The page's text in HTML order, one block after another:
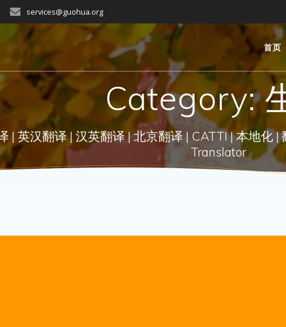
services@guohua.org
首页
Category:
| 英汉翻译 | 汉英翻译 | 北京翻译 | CATTI | 本地化
Translator